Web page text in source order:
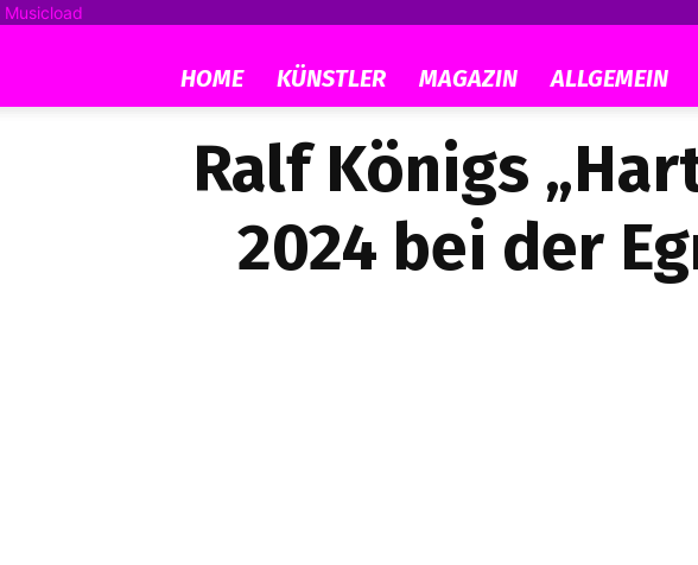
Musicload
HOME KÜNSTLER MAGAZIN ALLGEMEIN
Ralf Königs
2024 bei der